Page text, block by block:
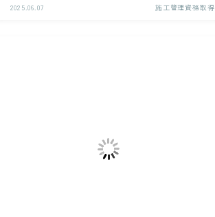
2025.06.07 施工管理資格取得